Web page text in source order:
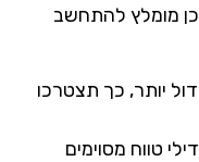
מומלץ להתחשב
יותר, כך תצטרכו
טווח מסוימים